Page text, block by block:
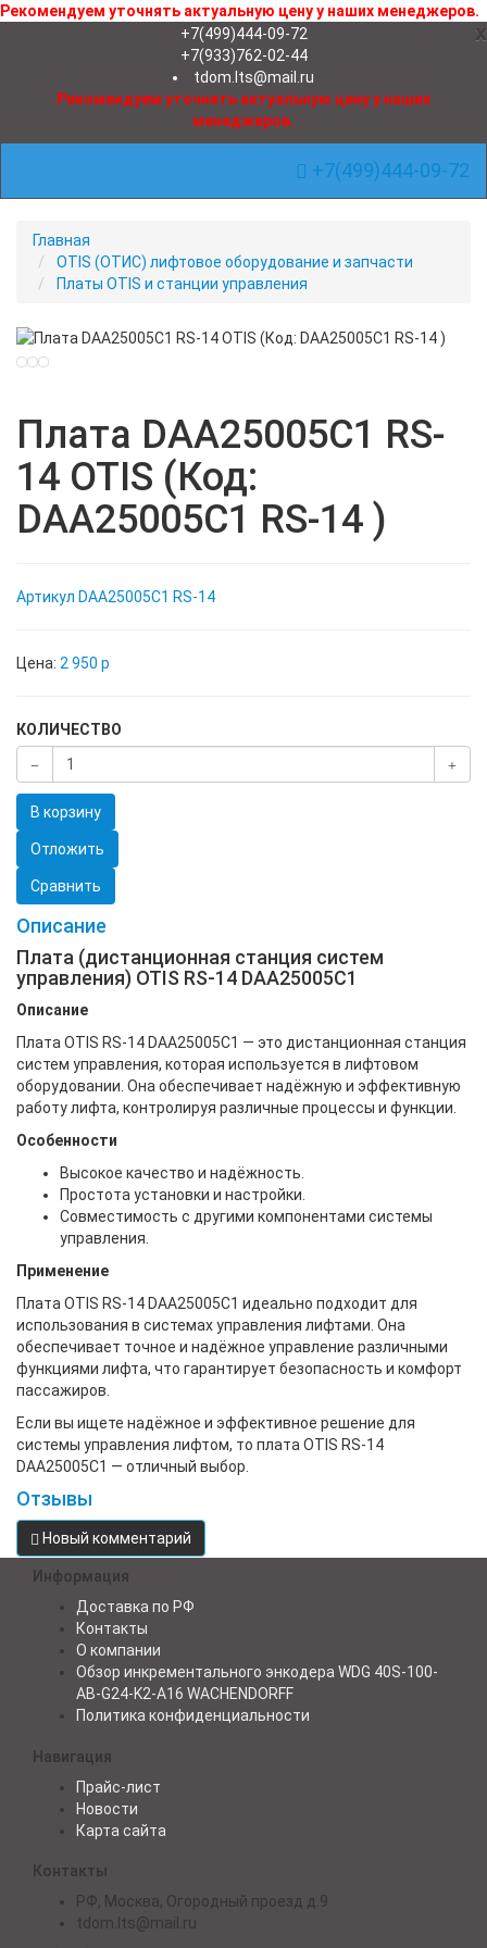
Рекомендуем уточнять актуальную цену у наших менеджеров.
x
+7(499)444-09-72
+7(933)762-02-44
tdom.lts@mail.ru
Рекомендуем уточнять актуальную цену у наших
менеджеров.
+7(499)444-09-72
Toggle Navigation
Главная
OTIS (ОТИС) лифтовое оборудование и запчасти
Платы OTIS и станции управления
Плата DAA25005C1 RS-
14 OTIS (Код:
DAA25005C1 RS-14 )
Артикул DAA25005C1 RS-14
Цена: 2 950 p
КОЛИЧЕСТВО
В корзину
Отложить
Сравнить
Описание
Плата (дистанционная станция систем
управления) OTIS RS-14 DAA25005C1
Описание
Плата OTIS RS-14 DAA25005C1 — это дистанционная станция
систем управления, которая используется в лифтовом
оборудовании. Она обеспечивает надёжную и эффективную
работу лифта, контролируя различные процессы и функции.
Особенности
Высокое качество и надёжность.
Простота установки и настройки.
Совместимость с другими компонентами системы
управления.
Применение
Плата OTIS RS-14 DAA25005C1 идеально подходит для
использования в системах управления лифтами. Она
обеспечивает точное и надёжное управление различными
функциями лифта, что гарантирует безопасность и комфорт
пассажиров.
Если вы ищете надёжное и эффективное решение для
системы управления лифтом, то плата OTIS RS-14
DAA25005C1 — отличный выбор.
Отзывы
Новый комментарий
Информация
Доставка по РФ
Контакты
О компании
Обзор инкрементального энкодера WDG 40S-100-
AB-G24-K2-A16 WACHENDORFF
Политика конфиденциальности
Навигация
Прайс-лист
Новости
Карта сайта
Контакты
РФ, Москва, Огородный проезд д.9
tdom.lts@mail.ru